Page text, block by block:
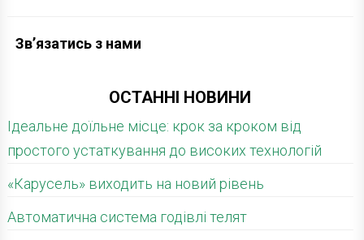
Зв’язатись з нами
ОСТАННІ НОВИНИ
Ідеальне доїльне місце: крок за кроком від
простого устаткування до високих технологій
«Карусель» виходить на новий рівень
Автоматична система годівлі телят